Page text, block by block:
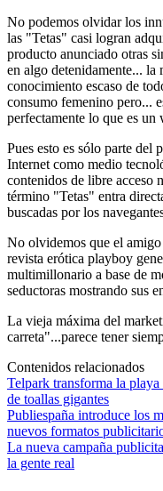
No podemos olvidar los
las "Tetas" casi logran
producto anunciado otras
en algo detenidamente...
conocimiento escaso de
consumo femenino pero...
perfectamente lo que es un
Pues esto es sólo parte del
Internet como medio
contenidos de libre acceso
término "Tetas" entra
buscadas por los
No olvidemos que el
revista erótica playboy
multimillonario a base de
seductoras mostrando sus
La vieja máxima del
carreta"...parece tener
Contenidos relacionados
Telpark transforma la
de toallas gigantes
Publiespaña introduce los
nuevos formatos
La nueva campaña
la gente real